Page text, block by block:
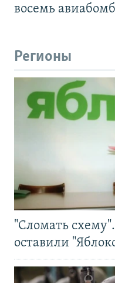
восемь авиабомб
Регионы
"Сломать
оставили